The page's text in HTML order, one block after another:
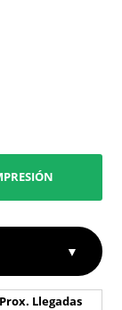
▼
Prox. Llegadas